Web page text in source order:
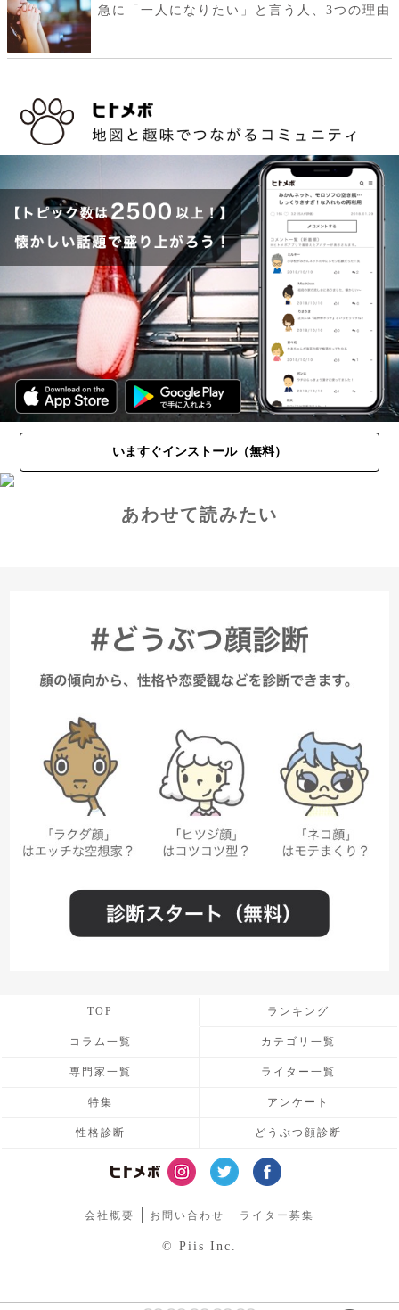
急に「一人になりたい」と言う人、3つの理由
いますぐインストール（無料）
あわせて読みたい
TOP ランキング
コラム一覧 カテゴリ一覧
専門家一覧 ライター一覧
特集 アンケート
性格診断 どうぶつ顔診断
会社概要 お問い合わせ ライター募集
© Piis Inc.